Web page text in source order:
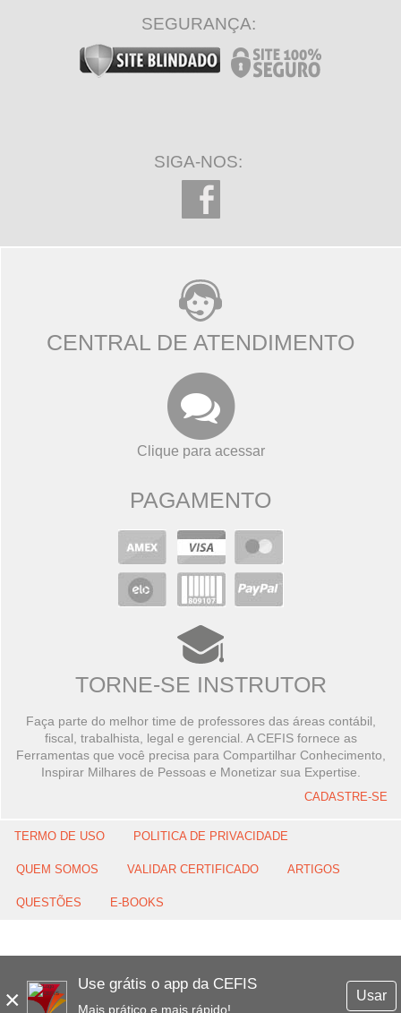
×
Use grátis o app da CEFIS
Mais prático e mais rápido!
Usar
SEGURANÇA:
SIGA-NOS:
CENTRAL DE ATENDIMENTO
Clique para acessar
PAGAMENTO
TORNE-SE INSTRUTOR
Faça parte do melhor time de professores das áreas contábil,
fiscal, trabalhista, legal e gerencial. A CEFIS fornece as
Ferramentas que você precisa para Compartilhar Conhecimento,
Inspirar Milhares de Pessoas e Monetizar sua Expertise.
CADASTRE-SE
TERMO DE USO POLITICA DE PRIVACIDADE
QUEM SOMOS VALIDAR CERTIFICADO ARTIGOS
QUESTÕES E-BOOKS